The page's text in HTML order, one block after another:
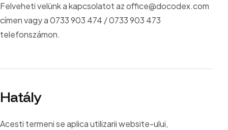
Felveheti velünk a kapcsolatot az office@docodex.com
címen vagy a 0733 903 474 / 0733 903 473
telefonszámon.
Hatály
Acesti termeni se aplica utilizarii website-ului,